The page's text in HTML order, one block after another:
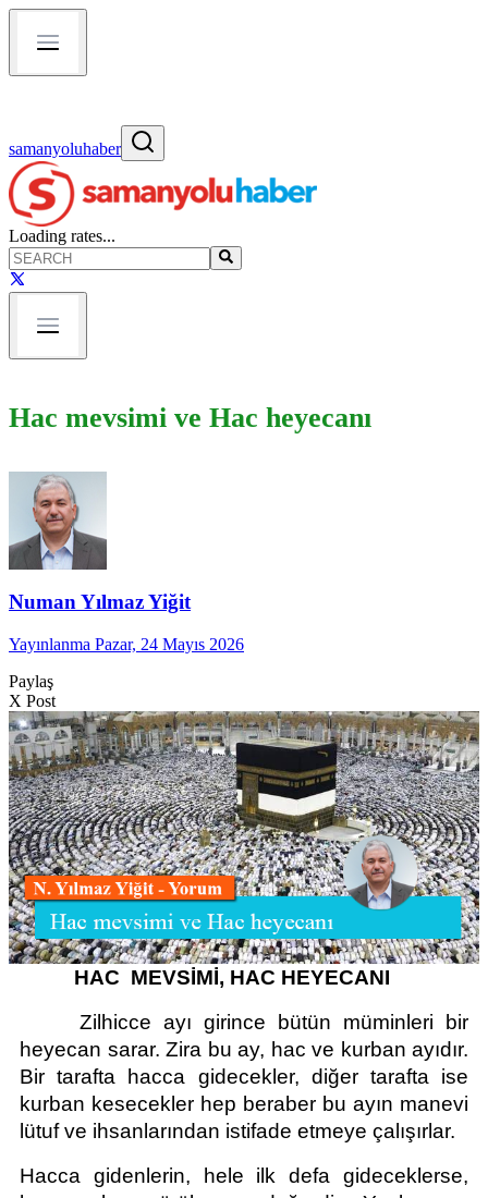
samanyoluhaber
Loading rates...
Hac mevsimi ve Hac heyecanı
Numan Yılmaz Yiğit
Yayınlanma Pazar, 24 Mayıs 2026
Paylaş
X Post
HAC  MEVSİMİ, HAC HEYECANI
Zilhicce ayı girince bütün müminleri bir
heyecan sarar. Zira bu ay, hac ve kurban ayıdır.
Bir tarafta hacca gidecekler, diğer tarafta ise
kurban kesecekler hep beraber bu ayın manevi
lütuf ve ihsanlarından istifade etmeye çalışırlar.
Hacca gidenlerin, hele ilk defa gideceklerse,